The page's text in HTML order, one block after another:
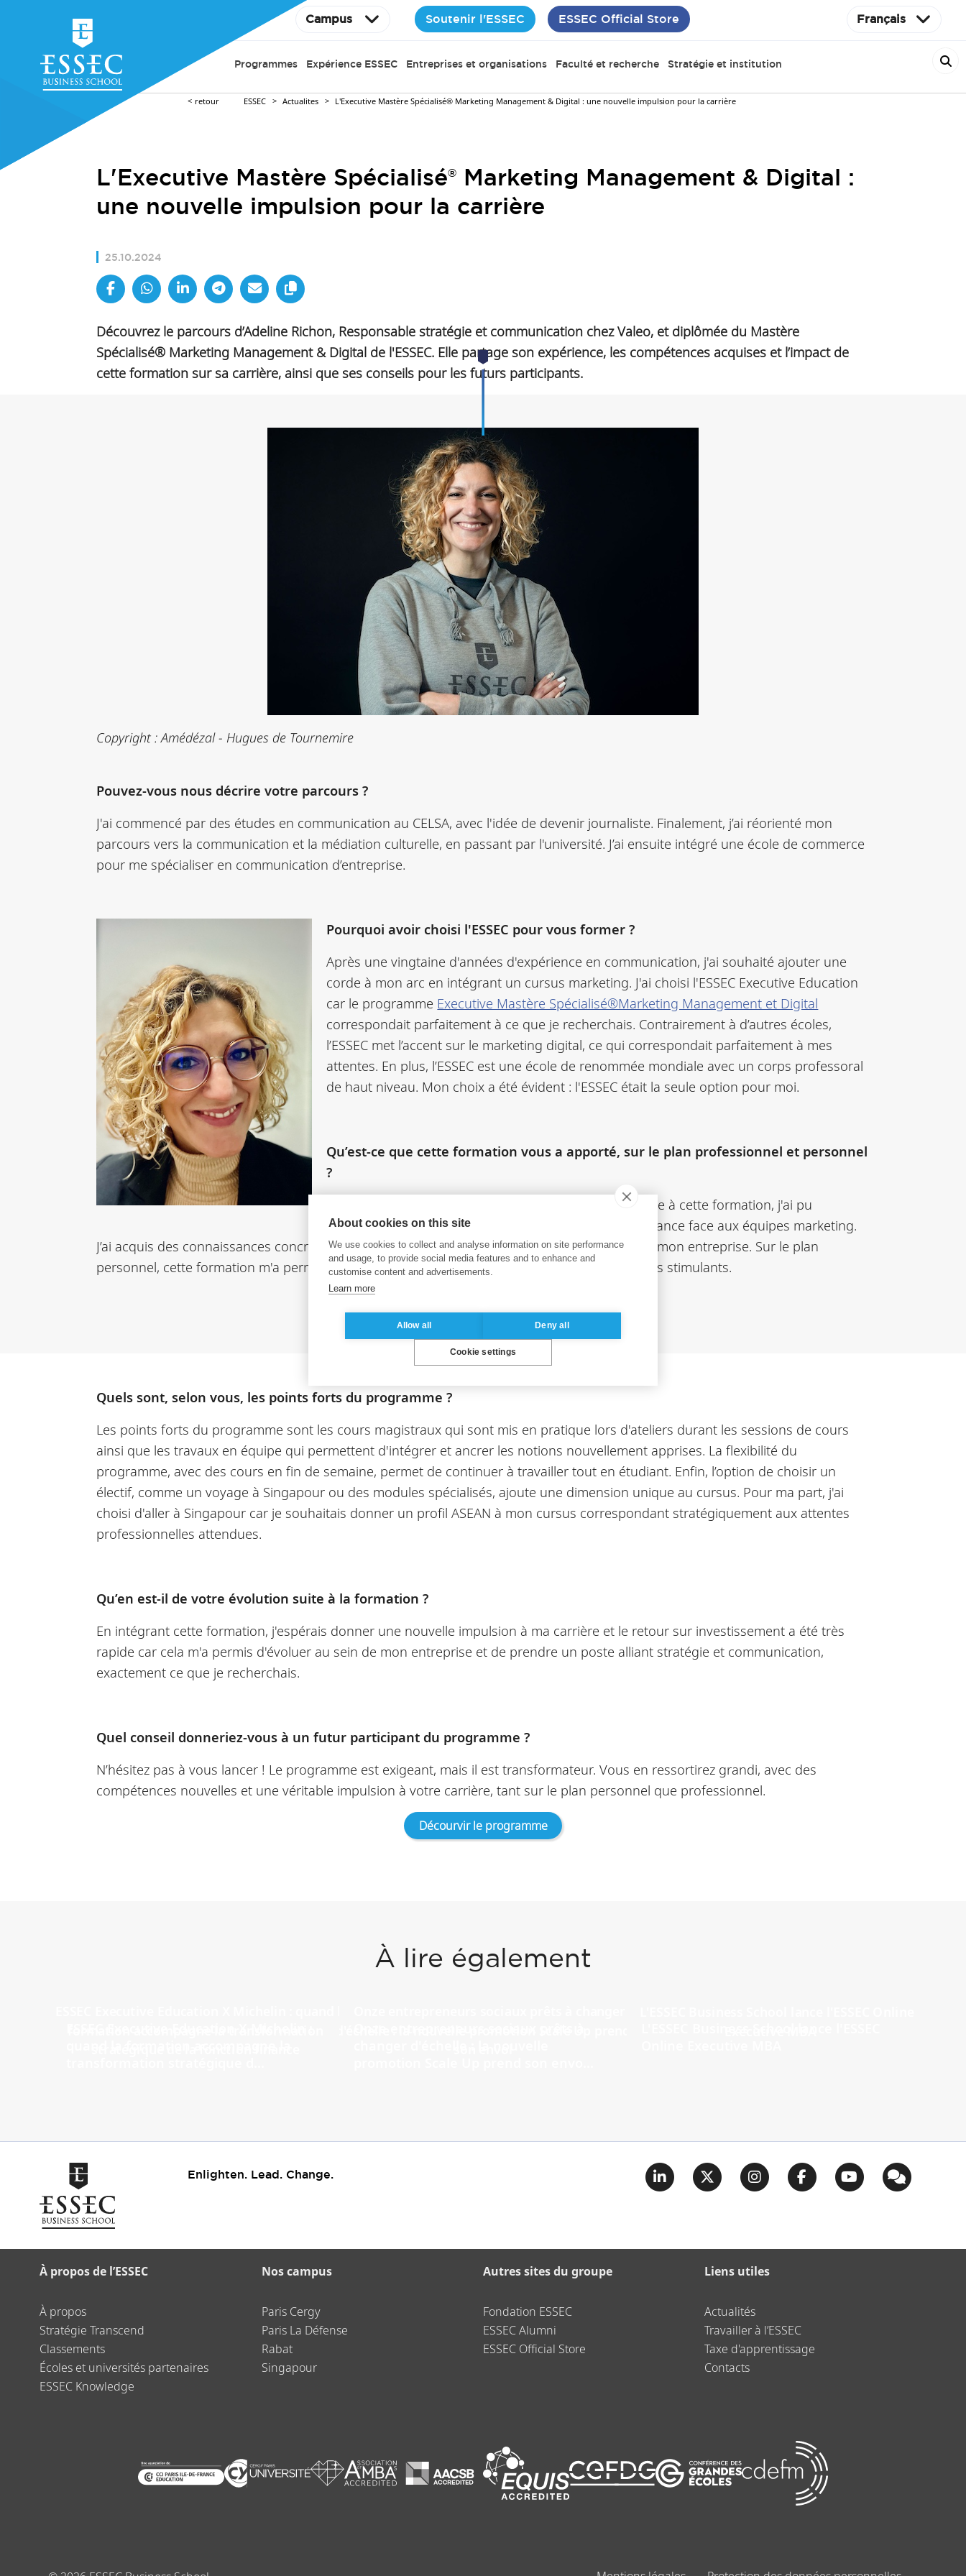
Campus Soutenir l'ESSEC ESSEC Official Store Français
Programmes Expérience ESSEC Entreprises et organisations Faculté et recherche Stratégie et institution
retour ESSEC Actualites L'Executive Mastère Spécialisé® Marketing Management & Digital : une nouvelle impulsion pour la carrière
L'Executive Mastère Spécialisé® Marketing Management & Digital :
une nouvelle impulsion pour la carrière
25.10.2024
Découvrez le parcours d’Adeline Richon, Responsable stratégie et communication chez Valeo, et diplômée du Mastère
Spécialisé® Marketing Management & Digital de l'ESSEC. Elle partage son expérience, les compétences acquises et l’impact de
cette formation sur sa carrière, ainsi que ses conseils pour les futurs participants.
Copyright : Amédézal - Hugues de Tournemire
Pouvez-vous nous décrire votre parcours ?
J'ai commencé par des études en communication au CELSA, avec l'idée de devenir journaliste. Finalement, j’ai réorienté mon
parcours vers la communication et la médiation culturelle, en passant par l'université. J’ai ensuite intégré une école de commerce
pour me spécialiser en communication d’entreprise.
Pourquoi avoir choisi l'ESSEC pour vous former ?
Après une vingtaine d'années d'expérience en communication, j'ai souhaité ajouter une
corde à mon arc en intégrant un cursus marketing. J'ai choisi l'ESSEC Executive Education
car le programme Executive Mastère Spécialisé®Marketing Management et Digital
correspondait parfaitement à ce que je recherchais. Contrairement à d’autres écoles,
l’ESSEC met l’accent sur le marketing digital, ce qui correspondait parfaitement à mes
attentes. En plus, l’ESSEC est une école de renommée mondiale avec un corps professoral
de haut niveau. Mon choix a été évident : l'ESSEC était la seule option pour moi.
Qu’est-ce que cette formation vous a apporté, sur le plan professionnel et personnel
?
Le marketing était un domaine nouveau pour moi. Grâce à cette formation, j'ai pu
développer cette nouvelle expertise et gagner en assurance face aux équipes marketing.
J’ai acquis des connaissances concrètes qui me permettent de mieux répondre aux enjeux de mon entreprise. Sur le plan
personnel, cette formation m'a permis d’affiner ma réflexion et de relever des défis intellectuels stimulants.
Quels sont, selon vous, les points forts du programme ?
Les points forts du programme sont les cours magistraux qui sont mis en pratique lors d'ateliers durant les sessions de cours
ainsi que les travaux en équipe qui permettent d'intégrer et ancrer les notions nouvellement apprises. La flexibilité du
programme, avec des cours en fin de semaine, permet de continuer à travailler tout en étudiant. Enfin, l’option de choisir un
électif, comme un voyage à Singapour ou des modules spécialisés, ajoute une dimension unique au cursus. Pour ma part, j'ai
choisi d'aller à Singapour car je souhaitais donner un profil ASEAN à mon cursus correspondant stratégiquement aux attentes
professionnelles attendues.
Qu’en est-il de votre évolution suite à la formation ?
En intégrant cette formation, j'espérais donner une nouvelle impulsion à ma carrière et le retour sur investissement a été très
rapide car cela m'a permis d'évoluer au sein de mon entreprise et de prendre un poste alliant stratégie et communication,
exactement ce que je recherchais.
Quel conseil donneriez-vous à un futur participant du programme ?
N’hésitez pas à vous lancer ! Le programme est exigeant, mais il est transformateur. Vous en ressortirez grandi, avec des
compétences nouvelles et une véritable impulsion à votre carrière, tant sur le plan personnel que professionnel.
Décourvir le programme
À lire également
Enlighten. Lead. Change.
À propos de l’ESSEC
À propos
Stratégie Transcend
Classements
Écoles et universités partenaires
ESSEC Knowledge
Nos campus
Paris Cergy
Paris La Défense
Rabat
Singapour
Autres sites du groupe
Fondation ESSEC
ESSEC Alumni
ESSEC Official Store
Liens utiles
Actualités
Travailler à l’ESSEC
Taxe d'apprentissage
Contacts
About cookies on this site
We use cookies to collect and analyse information on site performance
and usage, to provide social media features and to enhance and
customise content and advertisements.
Learn more
Allow all Deny all
Cookie settings